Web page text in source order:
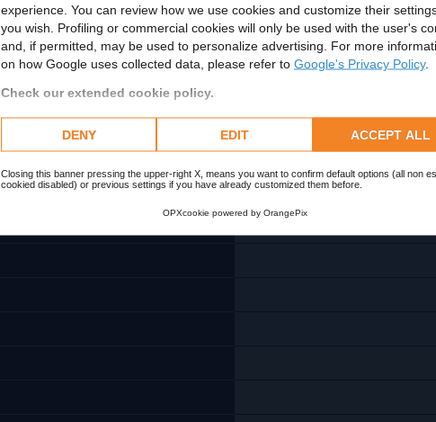
experience. You can review how we use cookies and customize their
you wish. Profiling or commercial cookies will only be used with the user's
and, if permitted, may be used to personalize advertising. For more
on how Google uses collected data, please refer to Google's Privacy Policy.
Check our extended cookie policy.
DENY EDIT ACCEPT ALL
Closing this banner pressing the upper-right X, means you want to confirm default options (all non
cookied disabled) or previous settings if you have already customized them before.
OPXcookie powered by OrangePix